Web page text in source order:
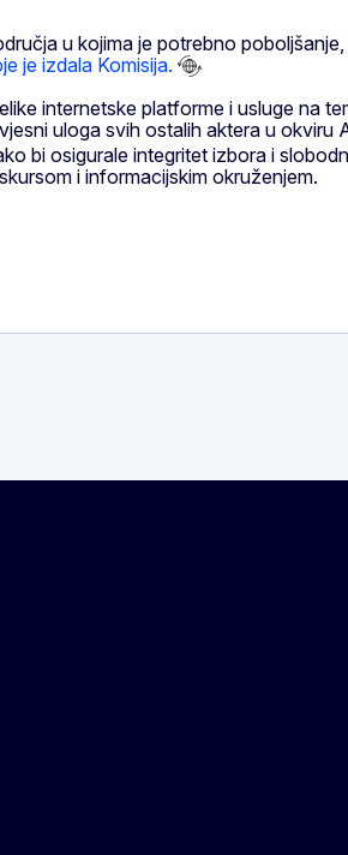
u kojima je potrebno
je izdala Komisija.
internetske platforme i usluge na
uloga svih ostalih aktera u okviru
bi osigurale integritet izbora i
i informacijskim okruženjem.